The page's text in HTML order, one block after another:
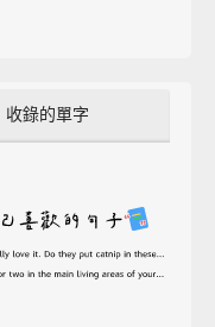
收錄的單字